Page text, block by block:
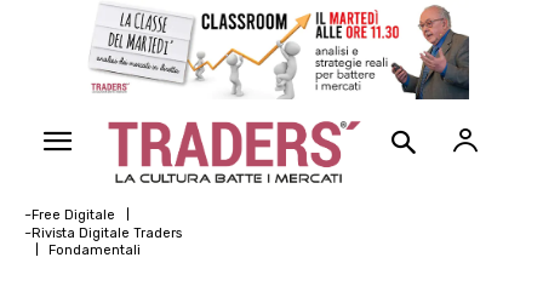
~Free Digitale
~Rivista Digitale Traders
Fondamentali